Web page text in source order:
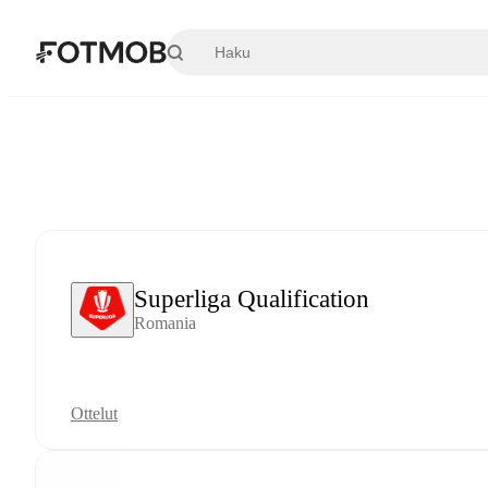
Superliga Qualification
Romania
Ottelut